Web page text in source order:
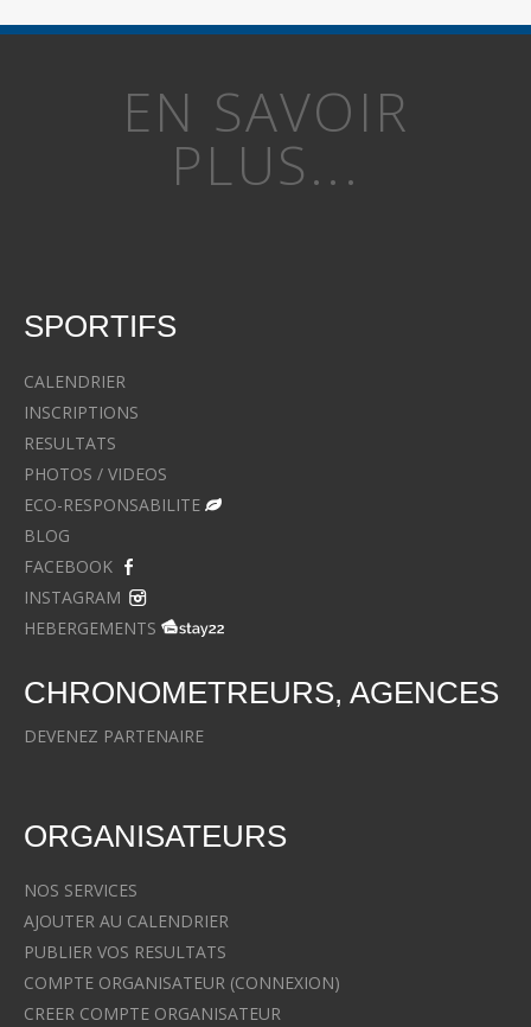
EN SAVOIR
PLUS...
SPORTIFS
CALENDRIER
INSCRIPTIONS
RESULTATS
PHOTOS / VIDEOS
ECO-RESPONSABILITE
BLOG
FACEBOOK
INSTAGRAM
HEBERGEMENTS
CHRONOMETREURS, AGENCES
DEVENEZ PARTENAIRE
ORGANISATEURS
NOS SERVICES
AJOUTER AU CALENDRIER
PUBLIER VOS RESULTATS
COMPTE ORGANISATEUR (CONNEXION)
CREER COMPTE ORGANISATEUR